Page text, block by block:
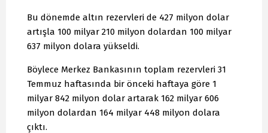
Bu dönemde altın rezervleri de 427 milyon dolar
artışla 100 milyar 210 milyon dolardan 100 milyar
637 milyon dolara yükseldi.
Böylece Merkez Bankasının toplam rezervleri 31
Temmuz haftasında bir önceki haftaya göre 1
milyar 842 milyon dolar artarak 162 milyar 606
milyon dolardan 164 milyar 448 milyon dolara
çıktı.